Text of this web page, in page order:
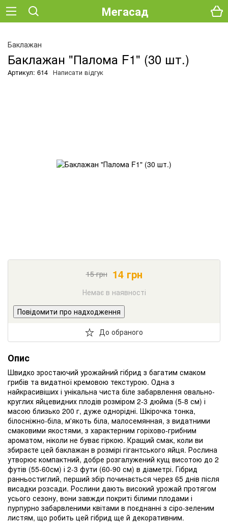
Мегасад
Баклажан
Баклажан "Палома F1" (30 шт.)
Артикул: 614 Написати відгук
15грн 14грн
Немає в наявності
Повідомити про надходження
До обраного
Опис
Швидко зростаючий урожайний гібрид з багатим смаком
грибів та видатної кремовою текстурою. Одна з
найкрасивіших і унікальна чиста біле забарвлення овально-
круглих яйцевидних плодів розміром 2-3 дюйма (5-8 см) і
масою близько 200 г, дуже однорідні. Шкірочка тонка,
білосніжно-біла, м'якоть біла, малосемянная, з видатними
смаковими якостями, з характерним горіхово-грибним
ароматом, ніколи не буває гіркою. Кращий смак, коли ви
збираєте цей баклажан в розмірі гігантського яйця. Рослина
утворює компактний, добре розгалужений кущ висотою до 2
футів (55-60см) і 2-3 фути (60-90 см) в діаметрі. Гібрид
ранньостиглий, перший збір починається через 65 днів після
висадки розсади. Рослини дають високий урожай протягом
усього сезону, вони завжди покриті білими плодами і
пурпурно забарвленими квітами в поєднанні з сіро-зеленим
листям, що робить цей гібрид ще й декоративним.